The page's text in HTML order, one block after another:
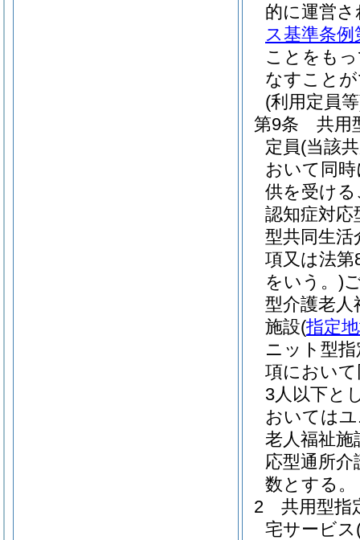
的に運営
ス基準条例
ことをも
なすこと
(利用定員
第9条
共用
定員(当該
おいて同
供を受け
認知症対応
型共同生活
項又は法
をいう。)
型介護老人
施設(指定
ニット型
項におい
3人以下と
おいては
老人福祉施
応型通所
数とする。
2
共用型指
宅サービス